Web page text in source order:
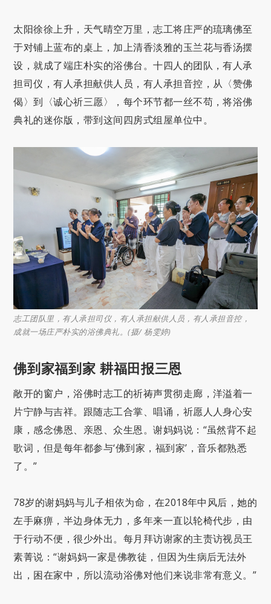
太阳徐徐上升，天气晴空万里，志工将庄严的琉璃佛至
于对铺上蓝布的桌上，加上清香淡雅的玉兰花与香汤摆
设，就成了端庄朴实的浴佛台。十四人的团队，有人承
担司仪，有人承担献供人员，有人承担音控，从〈赞佛
偈〉到〈诚心祈三愿〉，每个环节都一丝不苟，将浴佛
典礼的迷你版，带到这间四房式组屋单位中。
志工团队里，有人承担司仪，有人承担献供人员，有人承担音控，
成就一场庄严朴实的浴佛典礼。(摄/ 杨雯婷)
佛到家福到家 耕福田报三恩
敞开的窗户，浴佛时志工的祈祷声贯彻走廊，洋溢着一
片宁静与吉祥。跟随志工合掌、唱诵，祈愿人人身心安
康，感念佛恩、亲恩、众生恩。谢妈妈说：“虽然背不起
歌词，但是每年都参与‘佛到家，福到家’，音乐都熟悉
了。”
78岁的谢妈妈与儿子相依为命，在2018年中风后，她的
左手麻痹，半边身体无力，多年来一直以轮椅代步，由
于行动不便，很少外出。每月拜访谢家的主责访视员王
素菁说：“谢妈妈一家是佛教徒，但因为生病后无法外
出，困在家中，所以流动浴佛对他们来说非常有意义。”